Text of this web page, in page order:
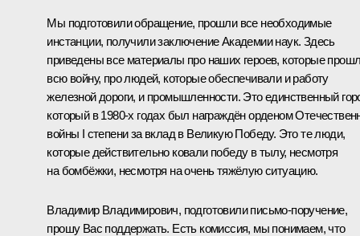
Мы подготовили обращение, прошли все необходимые
инстанции, получили заключение Академии наук. Здесь
приведены все материалы про наших героев, которые
всю войну, про людей, которые обеспечивали и работу
железной дороги, и промышленности. Это единственный
который в 1980-х годах был награждён орденом
войны I степени за вклад в Великую Победу. Это те люди,
которые действительно ковали победу в тылу, несмотря
на бомбёжки, несмотря на очень тяжёлую ситуацию.
Владимир Владимирович, подготовили письмо-поручение,
прошу Вас поддержать. Есть комиссия, мы понимаем, что